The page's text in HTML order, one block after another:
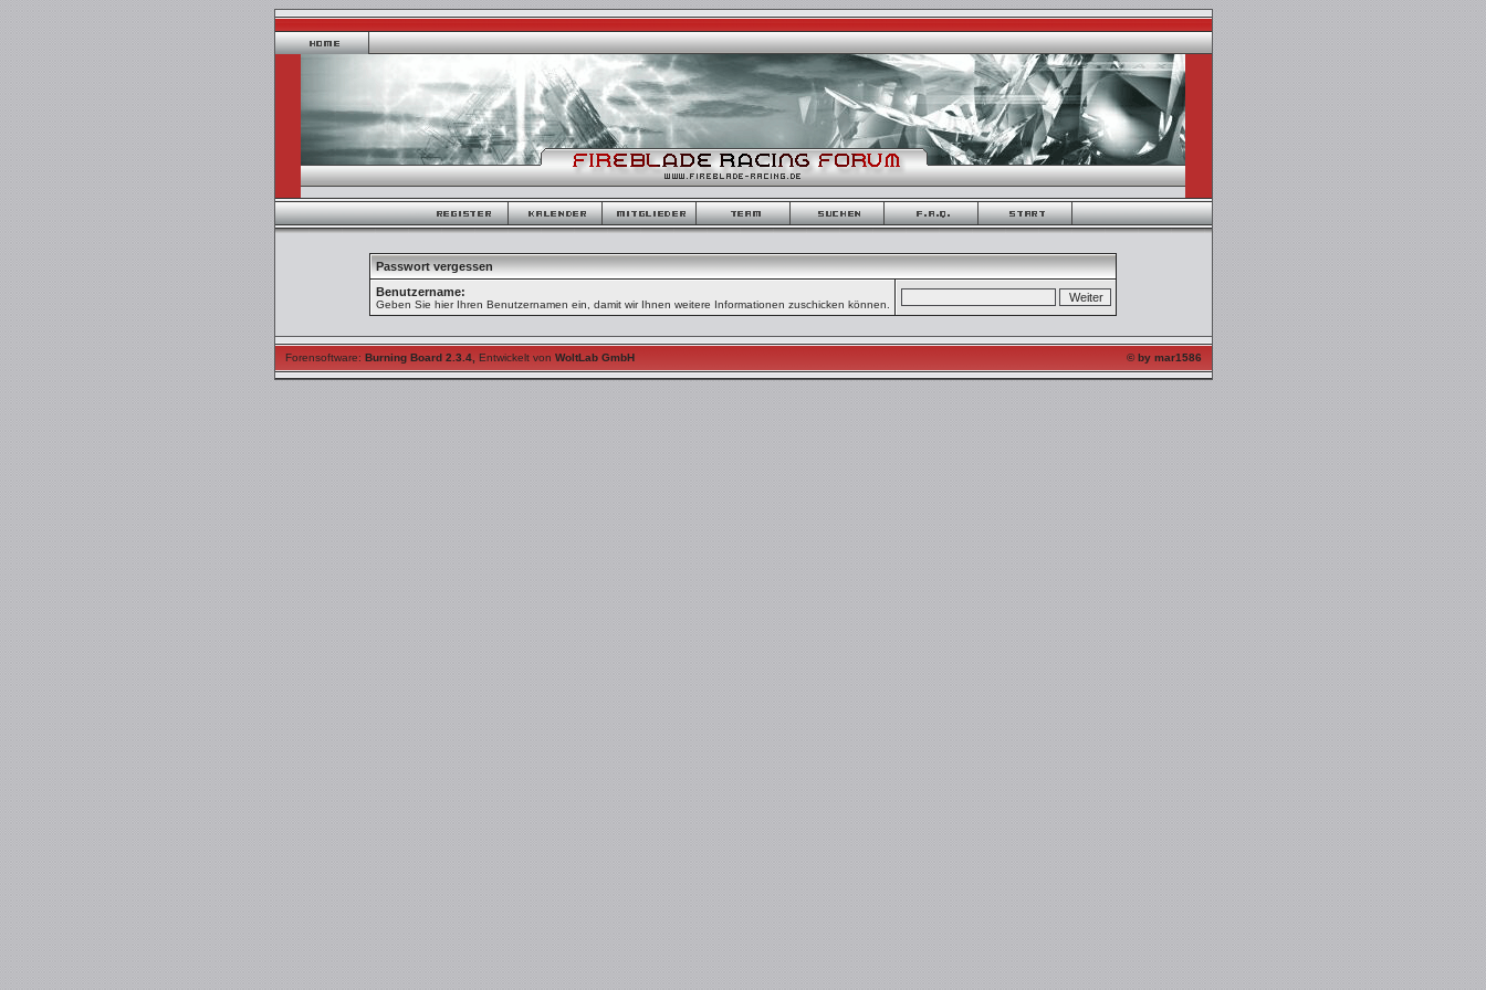
Passwort vergessen
Benutzername:
Geben Sie hier Ihren Benutzernamen ein, damit wir Ihnen weitere Informationen zuschicken können.
Forensoftware: Burning Board 2.3.4, Entwickelt von WoltLab GmbH © by mar1586